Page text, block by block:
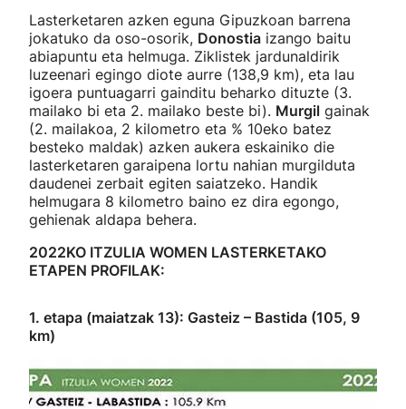
Lasterketaren azken eguna Gipuzkoan barrena
jokatuko da oso-osorik, Donostia izango baitu
abiapuntu eta helmuga. Ziklistek jardunaldirik
luzeenari egingo diote aurre (138,9 km), eta lau
igoera puntuagarri gainditu beharko dituzte (3.
mailako bi eta 2. mailako beste bi). Murgil gainak
(2. mailakoa, 2 kilometro eta % 10eko batez
besteko maldak) azken aukera eskainiko die
lasterketaren garaipena lortu nahian murgilduta
daudenei zerbait egiten saiatzeko. Handik
helmugara 8 kilometro baino ez dira egongo,
gehienak aldapa behera.
2022KO ITZULIA WOMEN LASTERKETAKO
ETAPEN PROFILAK:
1. etapa (maiatzak 13): Gasteiz – Bastida (105, 9
km)